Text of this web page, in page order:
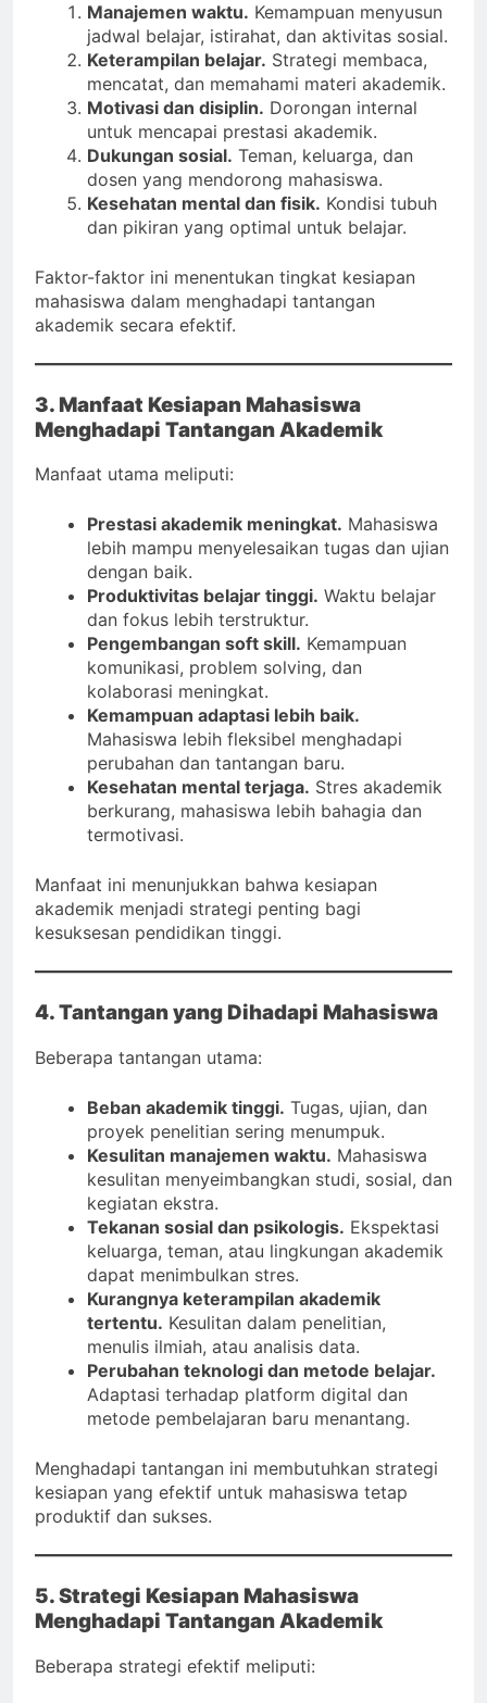
Manajemen waktu. Kemampuan menyusun
jadwal belajar, istirahat, dan aktivitas sosial.
Keterampilan belajar. Strategi membaca,
mencatat, dan memahami materi akademik.
Motivasi dan disiplin. Dorongan internal
untuk mencapai prestasi akademik.
Dukungan sosial. Teman, keluarga, dan
dosen yang mendorong mahasiswa.
Kesehatan mental dan fisik. Kondisi tubuh
dan pikiran yang optimal untuk belajar.
Faktor-faktor ini menentukan tingkat kesiapan
mahasiswa dalam menghadapi tantangan
akademik secara efektif.
3. Manfaat Kesiapan Mahasiswa
Menghadapi Tantangan Akademik
Manfaat utama meliputi:
Prestasi akademik meningkat. Mahasiswa
lebih mampu menyelesaikan tugas dan ujian
dengan baik.
Produktivitas belajar tinggi. Waktu belajar
dan fokus lebih terstruktur.
Pengembangan soft skill. Kemampuan
komunikasi, problem solving, dan
kolaborasi meningkat.
Kemampuan adaptasi lebih baik.
Mahasiswa lebih fleksibel menghadapi
perubahan dan tantangan baru.
Kesehatan mental terjaga. Stres akademik
berkurang, mahasiswa lebih bahagia dan
termotivasi.
Manfaat ini menunjukkan bahwa kesiapan
akademik menjadi strategi penting bagi
kesuksesan pendidikan tinggi.
4. Tantangan yang Dihadapi Mahasiswa
Beberapa tantangan utama:
Beban akademik tinggi. Tugas, ujian, dan
proyek penelitian sering menumpuk.
Kesulitan manajemen waktu. Mahasiswa
kesulitan menyeimbangkan studi, sosial, dan
kegiatan ekstra.
Tekanan sosial dan psikologis. Ekspektasi
keluarga, teman, atau lingkungan akademik
dapat menimbulkan stres.
Kurangnya keterampilan akademik
tertentu. Kesulitan dalam penelitian,
menulis ilmiah, atau analisis data.
Perubahan teknologi dan metode belajar.
Adaptasi terhadap platform digital dan
metode pembelajaran baru menantang.
Menghadapi tantangan ini membutuhkan strategi
kesiapan yang efektif untuk mahasiswa tetap
produktif dan sukses.
5. Strategi Kesiapan Mahasiswa
Menghadapi Tantangan Akademik
Beberapa strategi efektif meliputi: